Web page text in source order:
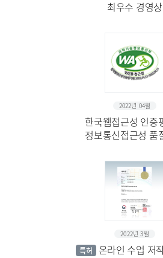
최우수 경영상
2022년 04월
한국웹접근성 인증
정보통신접근성 품
2022년 3월
특허
온라인 수업 저